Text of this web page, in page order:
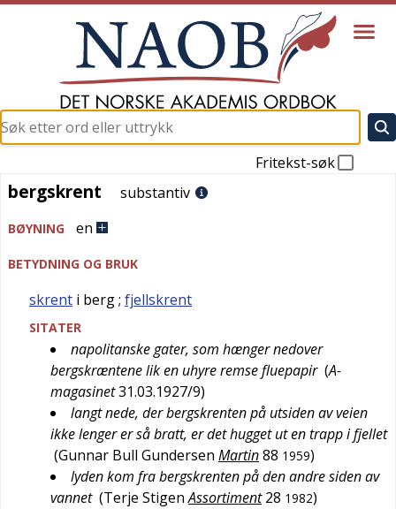
Fritekst-søk
bergskrent
bergskrent substantiv
BØYNING en
BETYDNING OG BRUK
skrent i berg; fjellskrent
SITATER
napolitanske gater, som hænger nedover
bergskræntene lik en uhyre remse fluepapir (A-
magasinet31.03.1927/9)
langt nede, der bergskrenten på utsiden av veien
ikke lenger er så bratt, er det hugget ut en trapp i fjellet
(Gunnar Bull Gundersen Martin88 1959)
lyden kom fra bergskrenten på den andre siden av
vannet (Terje Stigen Assortiment 28 1982)